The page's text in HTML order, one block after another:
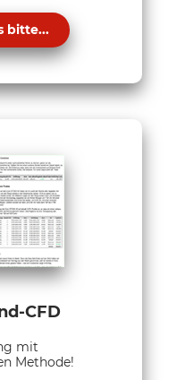
bitte...
CFD
mit
Methode!